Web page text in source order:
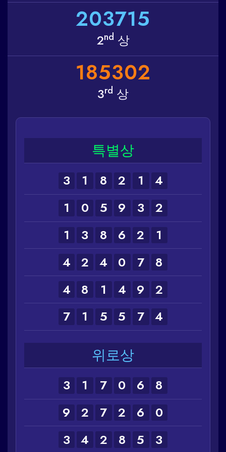
203715
2nd 상
185302
3rd 상
특별상
3 1 8 2 1
4
1
0 5 9 3
2
1
3 8 6 2
1
4
2 4 0 7
8
4
8 1 4 9
2
7
1 5 5 7 4
위로상
3 1 7 0 6
8
9
2 7 2 6
0
3
4 2 8 5
3